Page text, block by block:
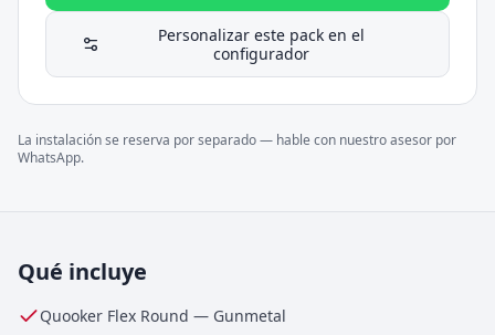
Personalizar este pack en el
configurador
La instalación se reserva por separado — hable con nuestro asesor por
WhatsApp.
Qué incluye
Quooker Flex Round — Gunmetal